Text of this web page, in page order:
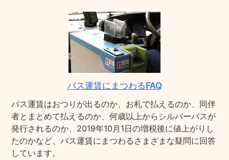
バス運賃にまつわるFAQ
バス運賃はおつりが出るのか、お札で払えるのか、同伴
者とまとめて払えるのか、何歳以上からシルバーパスが
発行されるのか、2019年10月1日の増税後に値上がりし
たのかなど、バス運賃にまつわるさまざまな疑問に回答
しています。